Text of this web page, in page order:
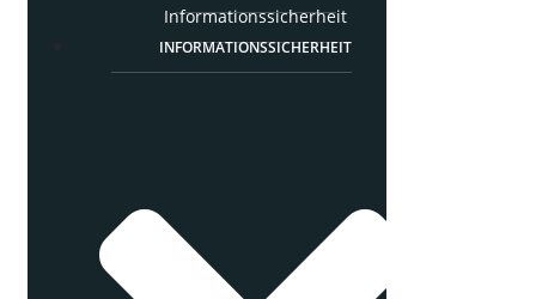
Informationssicherheit
INFOR­MA­TI­ONS­SI­CHER­HEIT